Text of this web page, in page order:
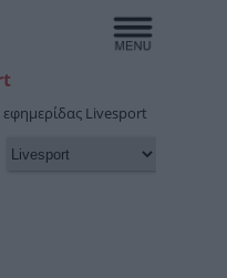
Livesport